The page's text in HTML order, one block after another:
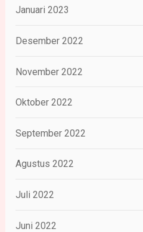
Januari 2023
Desember 2022
November 2022
Oktober 2022
September 2022
Agustus 2022
Juli 2022
Juni 2022